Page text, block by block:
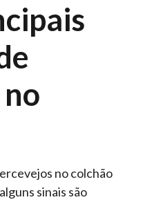
no colchão
sinais são